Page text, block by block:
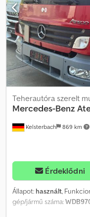
lízingben szívesen
iratok és adószám
Szolgáltatásaink Önnek:
Export papírok és EUR1 -
- Transzfer München
Kelsterbach 869 km
Teherautóra szerelt
Mercedes-Benz
Érdeklődni
Állapot: használt,
gép/jármű száma: